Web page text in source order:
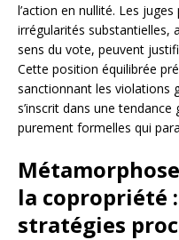
l’action en nullité. Les
irrégularités substantielles,
sens du vote, peuvent
Cette position équilibrée
sanctionnant les violations
s’inscrit dans une
purement formelles qui
la copropriété
stratégies